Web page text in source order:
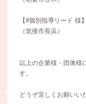
【#個別指導リード 様】
（筑後市長浜）
以上の企業様・団体様
す。
どうぞ宜しくお願いい